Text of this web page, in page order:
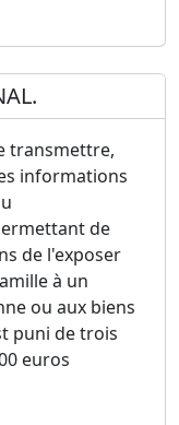
transmettre,
informations
de
de l'exposer
à un
ou aux biens
puni de trois
euros